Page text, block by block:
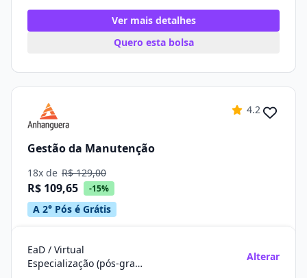
Ver mais detalhes
Quero esta bolsa
4.2
Gestão da Manutenção
18x de R$ 129,00
R$ 109,65 -15%
A 2° Pós é Grátis
EaD / Virtual
Especialização (pós-graduação)
Alterar